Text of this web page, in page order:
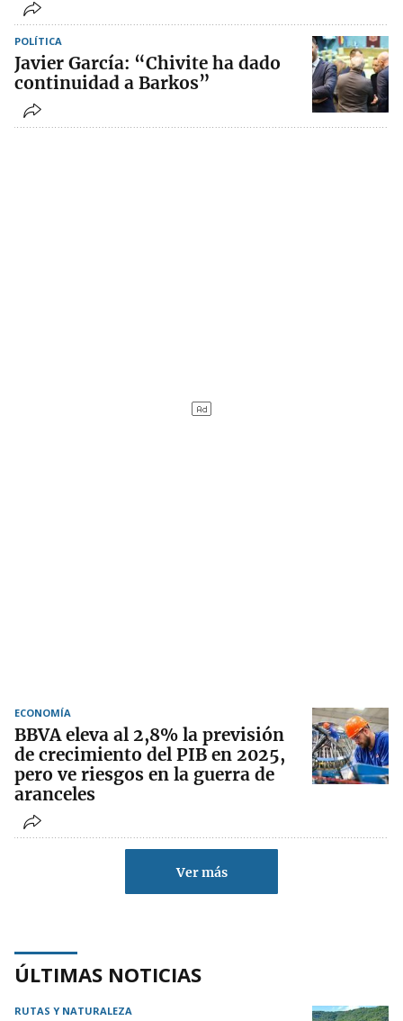
POLÍTICA
Javier García: “Chivite ha dado
continuidad a Barkos”
ECONOMÍA
BBVA eleva al 2,8% la previsión
de crecimiento del PIB en 2025,
pero ve riesgos en la guerra de
aranceles
Ver más
ÚLTIMAS NOTICIAS
RUTAS Y NATURALEZA